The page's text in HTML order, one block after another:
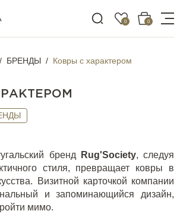
0 0
БРЕНДЫ Ковры с характером
бренд Rug'Society, следуя
стиля, превращает ковры в
Визитной карточкой компании
и запоминающийся дизайн,
мимо.